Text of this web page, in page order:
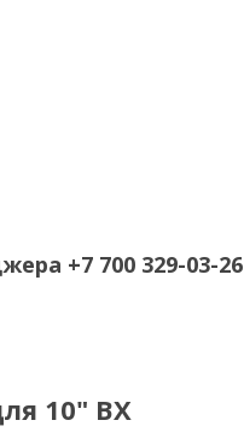
+7 700 329-03-26
10" BX